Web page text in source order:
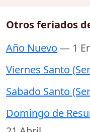
Otros feriados
Año Nuevo — 1
Viernes Santo
Sabado Santo
Domingo de